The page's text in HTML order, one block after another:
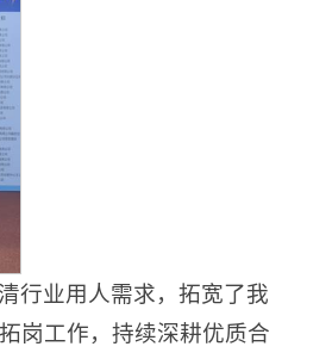
行业用人需求，拓宽了我
岗工作，持续深耕优质合